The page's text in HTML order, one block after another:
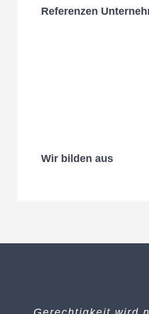
Referenzen
Wir bilden aus